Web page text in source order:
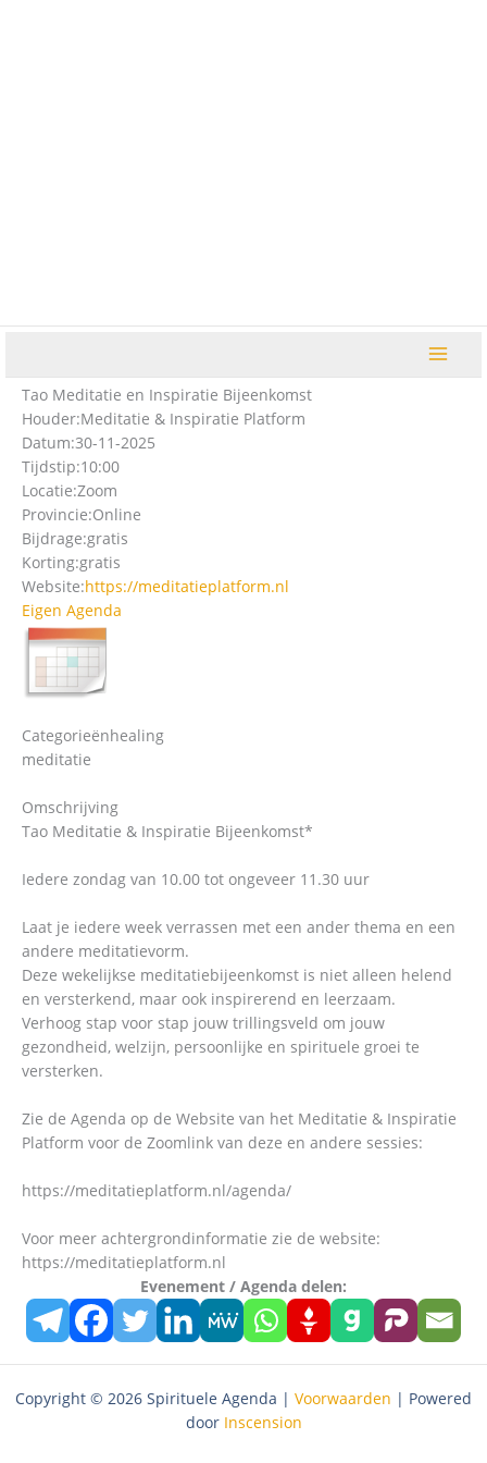
Tao Meditatie en Inspiratie Bijeenkomst
Houder:Meditatie & Inspiratie Platform
Datum:30-11-2025
Tijdstip:10:00
Locatie:Zoom
Provincie:Online
Bijdrage:gratis
Korting:gratis
Website:https://meditatieplatform.nl
Eigen Agenda
Categorieënhealing
meditatie
Omschrijving
Tao Meditatie & Inspiratie Bijeenkomst*
Iedere zondag van 10.00 tot ongeveer 11.30 uur
Laat je iedere week verrassen met een ander thema en een
andere meditatievorm.
Deze wekelijkse meditatiebijeenkomst is niet alleen helend
en versterkend, maar ook inspirerend en leerzaam.
Verhoog stap voor stap jouw trillingsveld om jouw
gezondheid, welzijn, persoonlijke en spirituele groei te
versterken.
Zie de Agenda op de Website van het Meditatie & Inspiratie
Platform voor de Zoomlink van deze en andere sessies:
https://meditatieplatform.nl/agenda/
Voor meer achtergrondinformatie zie de website:
https://meditatieplatform.nl
Evenement / Agenda delen:
Copyright © 2026 Spirituele Agenda | Voorwaarden | Powered
door Inscension